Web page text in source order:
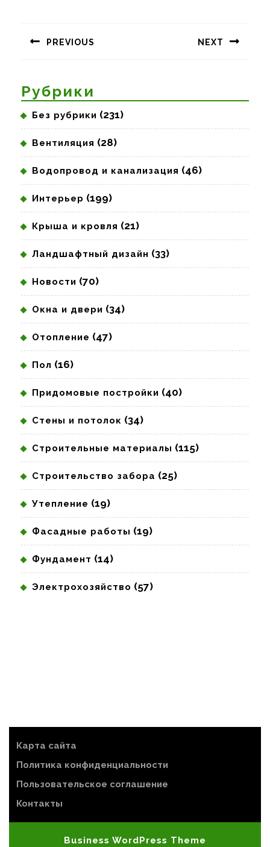
записям
PREVIOUS NEXT
Рубрики
Без рубрики (231)
Вентиляция (28)
Водопровод и канализация (46)
Интерьер (199)
Крыша и кровля (21)
Ландшафтный дизайн (33)
Новости (70)
Окна и двери (34)
Отопление (47)
Пол (16)
Придомовые постройки (40)
Стены и потолок (34)
Строительные материалы (115)
Строительство забора (25)
Утепление (19)
Фасадные работы (19)
Фундамент (14)
Электрохозяйство (57)
Карта сайта
Политика конфиденциальности
Пользовательское соглашение
Контакты
Business WordPress Theme